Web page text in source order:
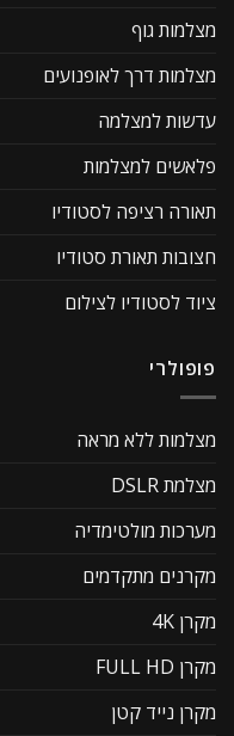
מצלמות גוף
מצלמות דרך לאופנועים
עדשות למצלמה
פלאשים למצלמות
תאורה רציפה לסטודיו
חצובות תאורת סטודיו
ציוד לסטודיו לצילום
פופולרי
מצלמות ללא מראה
מצלמת DSLR
מערכות מולטימדיה
מקרנים מתקדמים
מקרן 4K
מקרן FULL HD
מקרן נייד קטן